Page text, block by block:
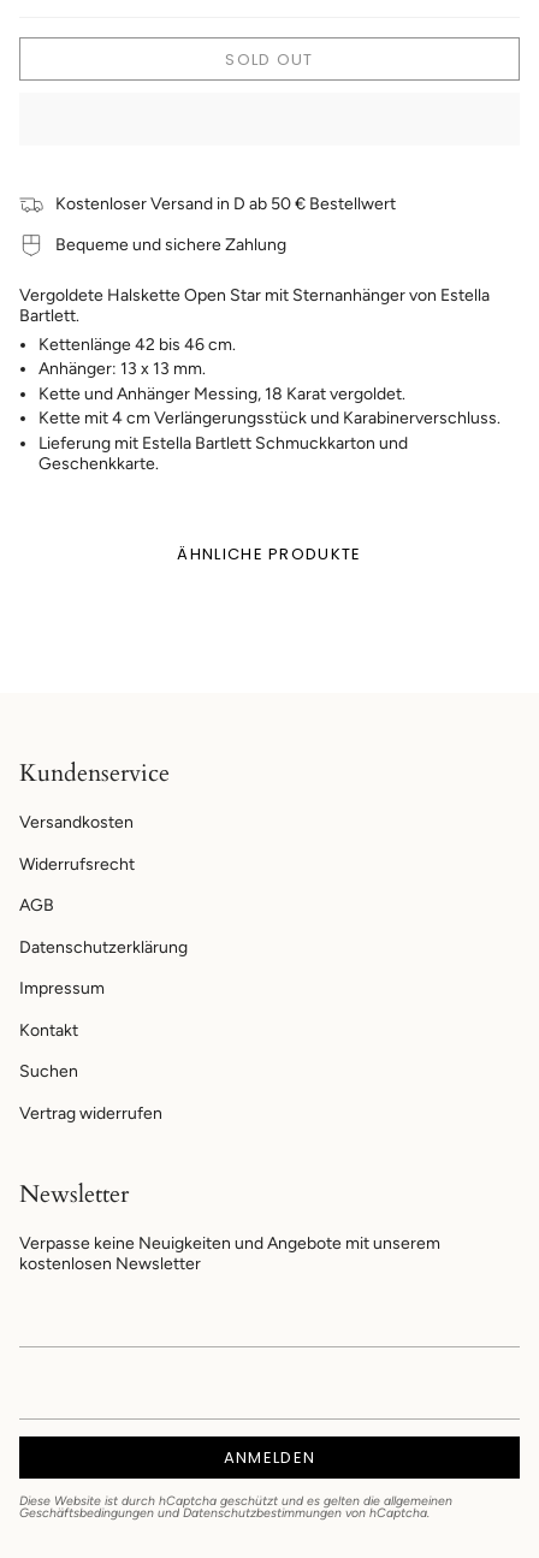
SOLD OUT
Kostenloser Versand in D ab 50 € Bestellwert
Bequeme und sichere Zahlung
Vergoldete Halskette Open Star mit Sternanhänger von Estella
Bartlett.
Kettenlänge 42 bis 46 cm.
Anhänger: 13 x 13 mm.
Kette und Anhänger Messing, 18 Karat vergoldet.
Kette mit 4 cm Verlängerungsstück und Karabinerverschluss.
Lieferung mit Estella Bartlett Schmuckkarton und
Geschenkkarte.
ÄHNLICHE PRODUKTE
Kundenservice
Versandkosten
Widerrufsrecht
AGB
Datenschutzerklärung
Impressum
Kontakt
Suchen
Vertrag widerrufen
Newsletter
Verpasse keine Neuigkeiten und Angebote mit unserem
kostenlosen Newsletter
ANMELDEN
Diese Website ist durch hCaptcha geschützt und es gelten die allgemeinen
Geschäftsbedingungen und Datenschutzbestimmungen von hCaptcha.